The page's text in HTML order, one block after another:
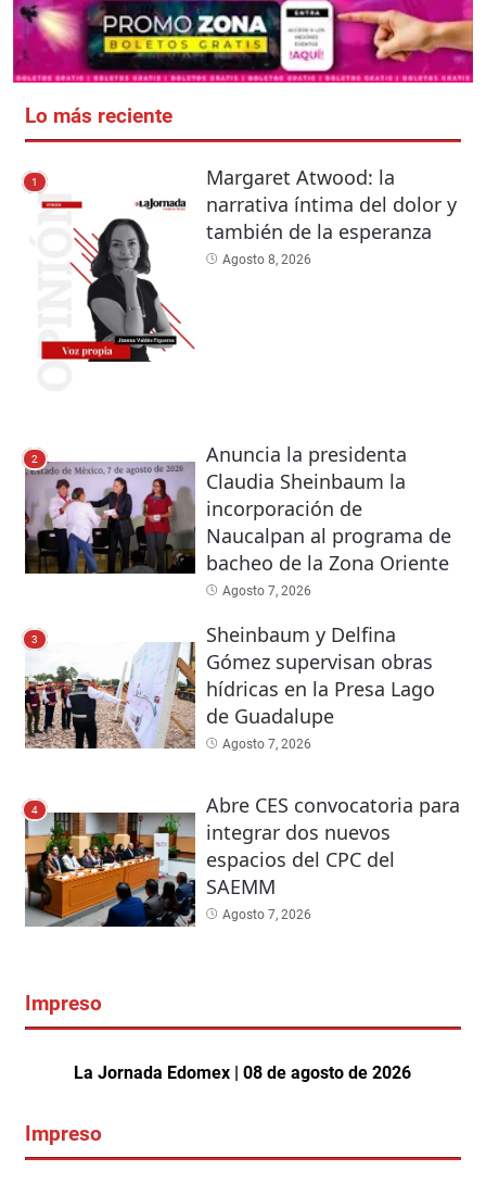
Lo más reciente
1
Margaret Atwood: la
narrativa íntima del dolor y
también de la esperanza
Agosto 8, 2026
2
Anuncia la presidenta
Claudia Sheinbaum la
incorporación de
Naucalpan al programa de
bacheo de la Zona Oriente
Agosto 7, 2026
3
Sheinbaum y Delfina
Gómez supervisan obras
hídricas en la Presa Lago
de Guadalupe
Agosto 7, 2026
4
Abre CES convocatoria para
integrar dos nuevos
espacios del CPC del
SAEMM
Agosto 7, 2026
Impreso
La Jornada Edomex | 08 de agosto de 2026
Impreso